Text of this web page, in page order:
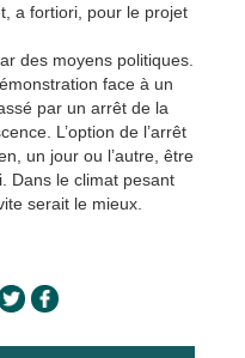
a fortiori, pour le projet
des moyens politiques.
face à un
par un arrêt de la
L’option de l’arrêt
un jour ou l’autre, être
Dans le climat pesant
serait le mieux.